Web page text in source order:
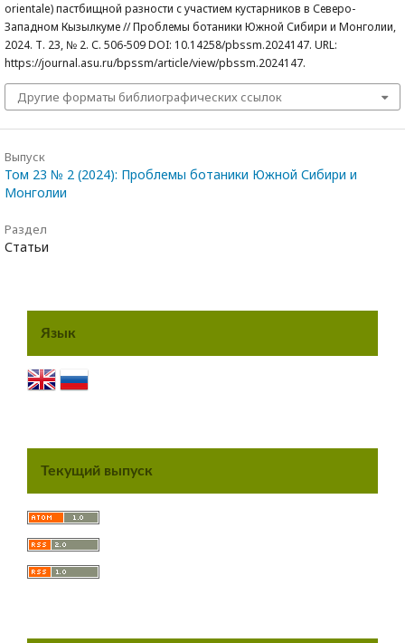
orientale) пастбищной разности с участием кустарников в Северо-
Западном Кызылкуме // Проблемы ботаники Южной Сибири и Монголии,
2024. Т. 23, № 2. С. 506-509 DOI: 10.14258/pbssm.2024147. URL:
https://journal.asu.ru/bpssm/article/view/pbssm.2024147.
Другие форматы библиографических ссылок
Выпуск
Том 23 № 2 (2024): Проблемы ботаники Южной Сибири и
Монголии
Раздел
Статьи
Язык
Текущий выпуск